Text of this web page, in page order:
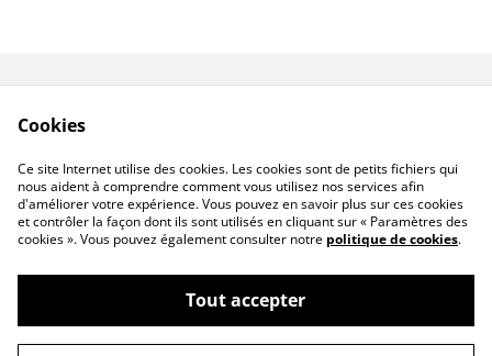
Livraisons & Retours
confidentialité
Linktree
©2026Bandit Couture
Cookies
Ce site Internet utilise des cookies. Les cookies sont de petits fichiers qui
nous aident à comprendre comment vous utilisez nos services afin
d'améliorer votre expérience. Vous pouvez en savoir plus sur ces cookies
et contrôler la façon dont ils sont utilisés en cliquant sur « Paramètres des
cookies ». Vous pouvez également consulter notre politique de cookies.
Tout accepter